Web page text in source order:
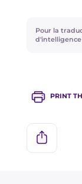
préférez,
Pour la
PRINT